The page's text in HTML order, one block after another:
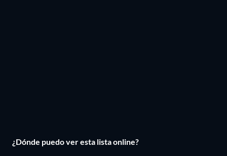
¿Dónde puedo ver esta lista online?